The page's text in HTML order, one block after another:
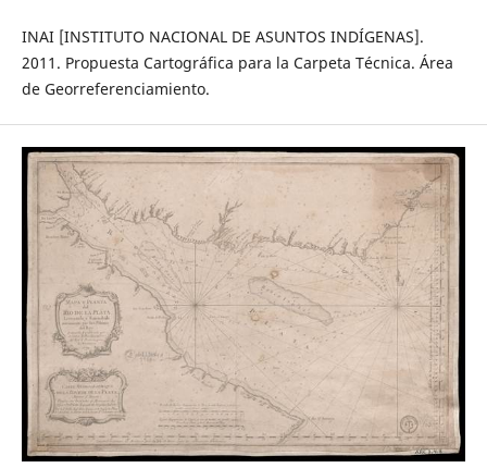
INAI [INSTITUTO NACIONAL DE ASUNTOS INDÍGENAS].
2011. Propuesta Cartográfica para la Carpeta Técnica. Área
de Georreferenciamiento.